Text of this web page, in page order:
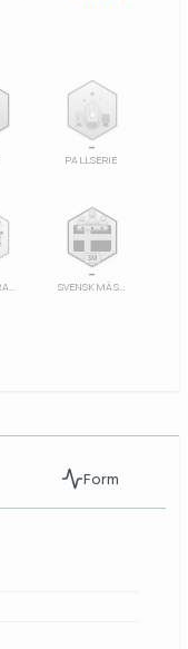
Form
–
PALLSERIE
SERIESEGRARE
SM
–
SVENSK MÄSTARE